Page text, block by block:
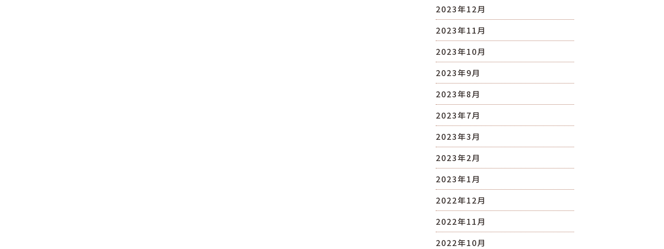
2023年12月
2023年11月
2023年10月
2023年9月
2023年8月
2023年7月
2023年3月
2023年2月
2023年1月
2022年12月
2022年11月
2022年10月